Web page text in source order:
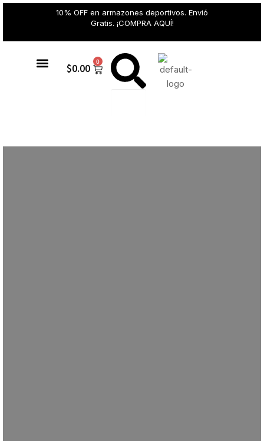
10% OFF en armazones deportivos. Envió
Gratis. ¡COMPRA AQUÍ!
$0.00 0